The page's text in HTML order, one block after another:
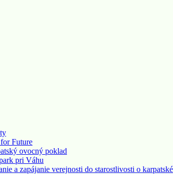
Future
ovocný poklad
pri Váhu
a zapájanie verejnosti do starostlivosti o